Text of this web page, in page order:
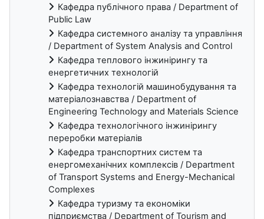
Кафедра публічного права / Department of
Public Law
Кафедра системного аналізу та управління
/ Department of System Analysis and Control
Кафедра теплового інжинірингу та
енергетичних технологій
Кафедра технологій машинобудування та
матеріалознавства / Department of
Engineering Technology and Materials Science
Кафедра технологічного інжинірингу
переробки матеріалів
Кафедра транспортних систем та
енергомеханічних комплексів / Department
of Transport Systems and Energy-Mechanical
Complexes
Кафедра туризму та економіки
підприємства / Department of Tourism and